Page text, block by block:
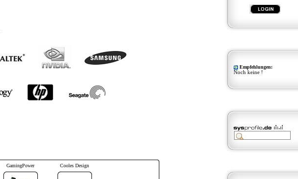
GamingPower Cooles Design
Empfehlungen:
Noch keine !